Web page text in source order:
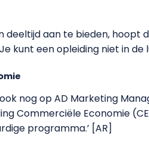
deeltijd aan te bieden, hoopt
kunt een opleiding niet in
nog op AD Marketing
Commerciële Economie
programma.’ [AR]